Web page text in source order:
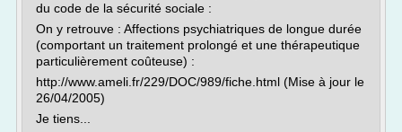
du code de la sécurité sociale :
On y retrouve : Affections psychiatriques de longue durée
(comportant un traitement prolongé et une thérapeutique
particulièrement coûteuse) :
http://www.ameli.fr/229/DOC/989/fiche.html (Mise à jour le
26/04/2005)
Je tiens...